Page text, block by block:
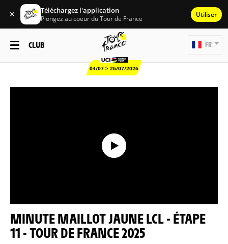
✕ Téléchargez l'application
Plongez au coeur du Tour de France Utiliser
CLUB
04/07 > 26/07/2026
FR
MINUTE MAILLOT JAUNE LCL - ÉTAPE
11 - TOUR DE FRANCE 2025